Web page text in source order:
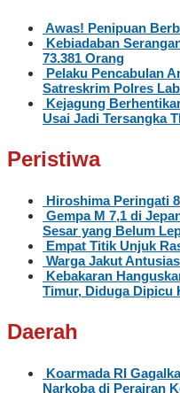
Awas! Penipuan
Kebiadaban
73.381 Orang
Pelaku Pencabulan
Satreskrim Polres
Kejagung
Usai Jadi Tersangka
Peristiwa
Hiroshima Peringati
Gempa M 7,1 di
Sesar yang Belum
Empat Titik Unjuk
Warga Jakut
Kebakaran
Timur, Diduga Dipicu
Daerah
Koarmada RI
Narkoba di Perairan